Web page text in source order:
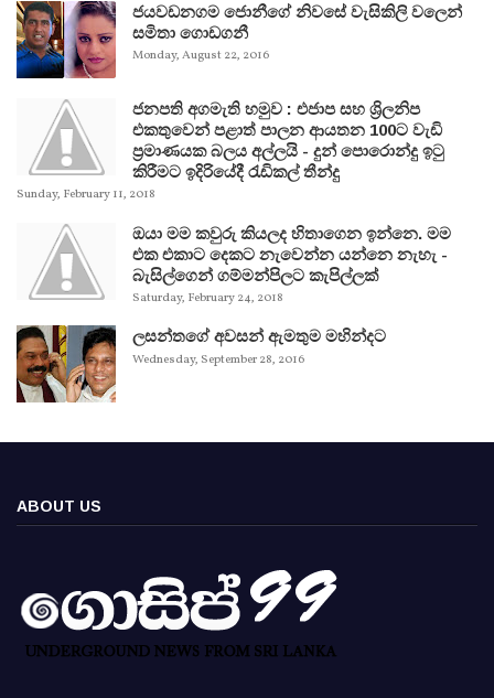
ජයවඩනගම ජොනීගේ නිවසේ වැසිකිලි වලෙන්
සමිතා ගොඩගනී
Monday, August 22, 2016
ජනපති අගමැති හමුව : එජාප සහ ශ්‍රිලනිප
එකතුවෙන් පළාත් පාලන ආයතන 100ට වැඩි
ප්‍රමාණයක බලය අල්ලයි - දුන් පොරොන්දු ඉටු
කිරීමට ඉදිරියේදී රැඩිකල් තීන්දු
Sunday, February 11, 2018
ඔයා මම කවුරු කියලද හිතාගෙන ඉන්නෙ. මම
එක එකාට දෙකට නැවෙන්න යන්නෙ නැහැ -
බැසිල්ගෙන් ගම්මන්පිලට කැපිල්ලක්
Saturday, February 24, 2018
ලසන්තගේ අවසන් ඇමතුම මහින්දට
Wednesday, September 28, 2016
ABOUT US